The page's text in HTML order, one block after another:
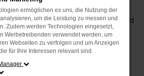
beraten wir Sie
sicher, dass Ihre Wahl auch voll und
passt.
ermöglichen es uns, die Nutzung der
um die Leistung zu messen und
Zudem werden Technologien eingesetzt,
Werbetreibenden verwendet werden, um
Webseiten zu verfolgen und um Anzeigen
für Ihre Interessen relevant sind.